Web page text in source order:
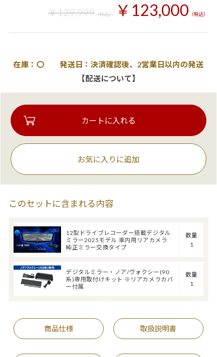
￥129,999（税込） ￥123,000 （税込）
在庫：〇 発送日：決済確認後、2営業日以内の発送
【配送について】
お気に入りに追加
このセットに含まれる内容
12型ドライブレコーダー搭載デジタル
ミラー2025モデル 車内用リアカメラ
純正ミラー交換タイプ
数量
1
デジタルミラー・ノア/ヴォクシー(90
系)専用取付けキット ※リアカメラカバ
ー付属
数量
1
商品仕様 取扱説明書